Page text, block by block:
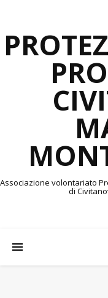
Associazione volontariato
di